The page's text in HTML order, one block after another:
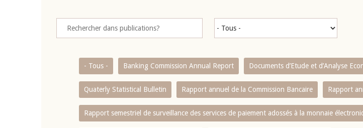
- Tous - Banking Commission Annual Report Documents d’Etude et d’Analyse
Quaterly Statistical Bulletin Rapport annuel de la Commission Bancaire Rapport
Rapport semestriel de surveillance des services de paiement adossés à la monnaie